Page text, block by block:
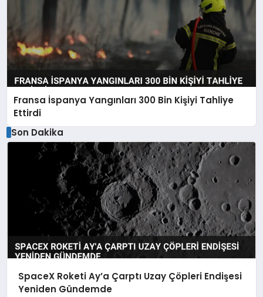
Fransa İspanya Yangınları 300 Bin Kişiyi Tahliye
Ettirdi
Son Dakika
SpaceX Roketi Ay’a Çarptı Uzay Çöpleri Endişesi
Yeniden Gündemde